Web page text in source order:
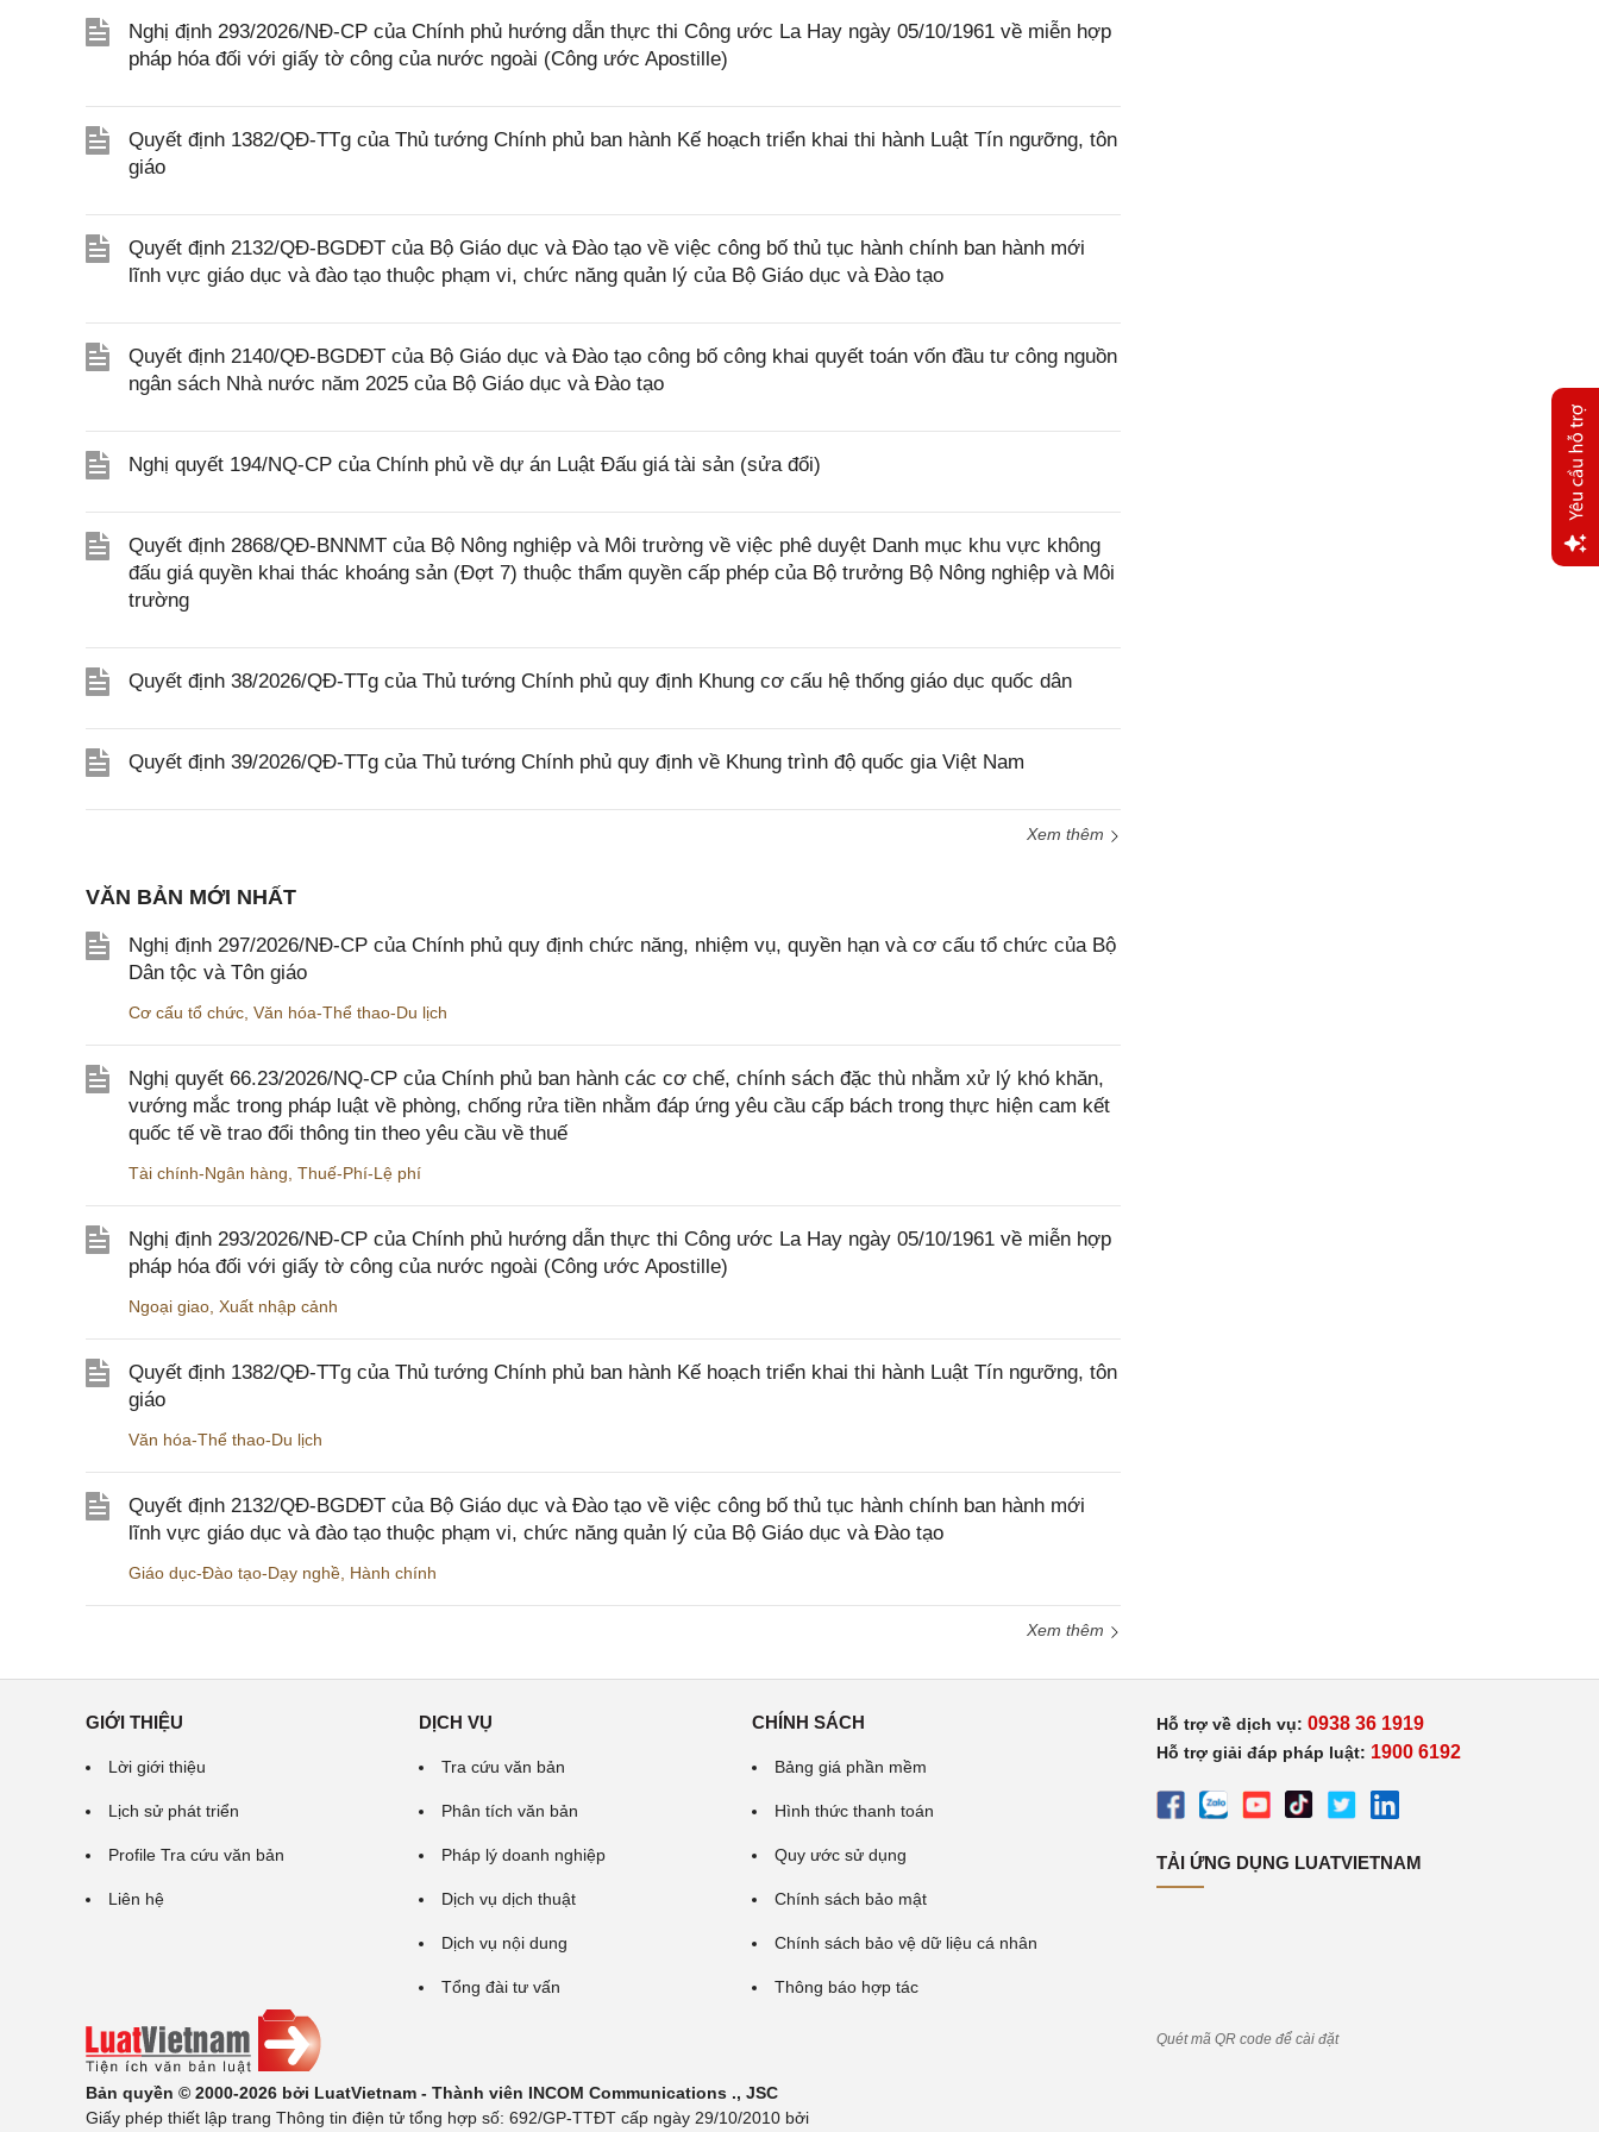
Nghị định 293/2026/NĐ-CP của Chính phủ hướng dẫn thực thi Công ước La Hay ngày 05/10/1961 về miễn hợp
pháp hóa đối với giấy tờ công của nước ngoài (Công ước Apostille)
Quyết định 1382/QĐ-TTg của Thủ tướng Chính phủ ban hành Kế hoạch triển khai thi hành Luật Tín ngưỡng, tôn
giáo
Quyết định 2132/QĐ-BGDĐT của Bộ Giáo dục và Đào tạo về việc công bố thủ tục hành chính ban hành mới
lĩnh vực giáo dục và đào tạo thuộc phạm vi, chức năng quản lý của Bộ Giáo dục và Đào tạo
Quyết định 2140/QĐ-BGDĐT của Bộ Giáo dục và Đào tạo công bố công khai quyết toán vốn đầu tư công nguồn
ngân sách Nhà nước năm 2025 của Bộ Giáo dục và Đào tạo
Nghị quyết 194/NQ-CP của Chính phủ về dự án Luật Đấu giá tài sản (sửa đổi)
Quyết định 2868/QĐ-BNNMT của Bộ Nông nghiệp và Môi trường về việc phê duyệt Danh mục khu vực không
đấu giá quyền khai thác khoáng sản (Đợt 7) thuộc thẩm quyền cấp phép của Bộ trưởng Bộ Nông nghiệp và Môi
trường
Quyết định 38/2026/QĐ-TTg của Thủ tướng Chính phủ quy định Khung cơ cấu hệ thống giáo dục quốc dân
Quyết định 39/2026/QĐ-TTg của Thủ tướng Chính phủ quy định về Khung trình độ quốc gia Việt Nam
Xem thêm
VĂN BẢN MỚI NHẤT
Nghị định 297/2026/NĐ-CP của Chính phủ quy định chức năng, nhiệm vụ, quyền hạn và cơ cấu tổ chức của Bộ
Dân tộc và Tôn giáo
Cơ cấu tổ chức, Văn hóa-Thể thao-Du lịch
Nghị quyết 66.23/2026/NQ-CP của Chính phủ ban hành các cơ chế, chính sách đặc thù nhằm xử lý khó khăn,
vướng mắc trong pháp luật về phòng, chống rửa tiền nhằm đáp ứng yêu cầu cấp bách trong thực hiện cam kết
quốc tế về trao đổi thông tin theo yêu cầu về thuế
Tài chính-Ngân hàng, Thuế-Phí-Lệ phí
Nghị định 293/2026/NĐ-CP của Chính phủ hướng dẫn thực thi Công ước La Hay ngày 05/10/1961 về miễn hợp
pháp hóa đối với giấy tờ công của nước ngoài (Công ước Apostille)
Ngoại giao, Xuất nhập cảnh
Quyết định 1382/QĐ-TTg của Thủ tướng Chính phủ ban hành Kế hoạch triển khai thi hành Luật Tín ngưỡng, tôn
giáo
Văn hóa-Thể thao-Du lịch
Quyết định 2132/QĐ-BGDĐT của Bộ Giáo dục và Đào tạo về việc công bố thủ tục hành chính ban hành mới
lĩnh vực giáo dục và đào tạo thuộc phạm vi, chức năng quản lý của Bộ Giáo dục và Đào tạo
Giáo dục-Đào tạo-Dạy nghề, Hành chính
Xem thêm
GIỚI THIỆU
Lời giới thiệu
Lịch sử phát triển
Profile Tra cứu văn bản
Liên hệ
DỊCH VỤ
Tra cứu văn bản
Phân tích văn bản
Pháp lý doanh nghiệp
Dịch vụ dịch thuật
Dịch vụ nội dung
Tổng đài tư vấn
CHÍNH SÁCH
Bảng giá phần mềm
Hình thức thanh toán
Quy ước sử dụng
Chính sách bảo mật
Chính sách bảo vệ dữ liệu cá nhân
Thông báo hợp tác
Bản quyền © 2000-2026 bởi LuatVietnam - Thành viên INCOM Communications ., JSC
Giấy phép thiết lập trang Thông tin điện tử tổng hợp số: 692/GP-TTĐT cấp ngày 29/10/2010 bởi
Hỗ trợ về dịch vụ: 0938 36 1919
Hỗ trợ giải đáp pháp luật: 1900 6192
TẢI ỨNG DỤNG LUATVIETNAM
Quét mã QR code để cài đặt